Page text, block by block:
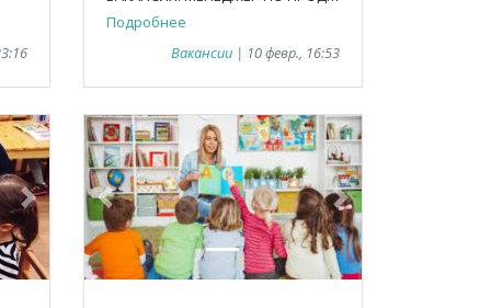
Подробнее
Вакансии| 10 февр., 16:53
Next Previous Next